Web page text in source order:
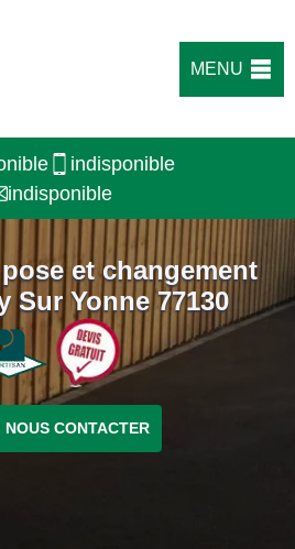
MENU
indisponible
indisponible
et changement
Sur Yonne 77130
NOUS CONTACTER